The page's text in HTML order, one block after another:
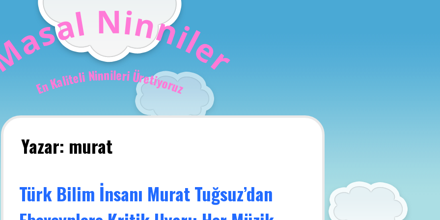
asa
l Ninni
l
e
r
E
nKaliteliNinnileriÜretiyoru
z
Yazar: murat
Türk Bilim İnsanı Murat Tuğsuz’dan